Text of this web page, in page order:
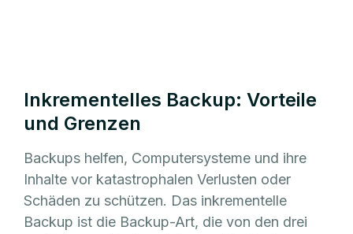
Inkrementelles Backup: Vorteile
und Grenzen
Backups helfen, Computersysteme und ihre
Inhalte vor katastrophalen Verlusten oder
Schäden zu schützen. Das inkrementelle
Backup ist die Backup-Art, die von den drei